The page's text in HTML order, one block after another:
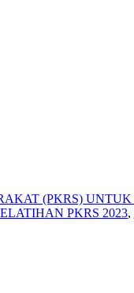
(PKRS) UNTUK
PKRS 2023,